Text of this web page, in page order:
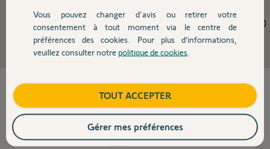
l'automatisme de portail coulissant FREEVIA 280 290 300
390 400 - LS 420
5 produit(s) trouvé(s)
TOP
Vous pouvez changer d'avis ou retirer votre
consentement à tout moment via le centre de
préférences des cookies. Pour plus d’informations,
veuillez consulter notre politique de cookies
TOUT ACCEPTER
Gérer mes préférences